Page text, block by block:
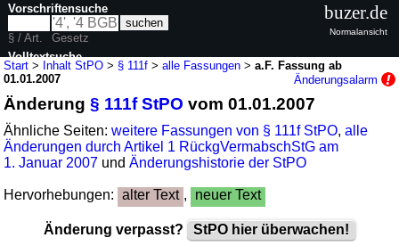
Start > Inhalt StPO > § 111f >alle Fassungen >a.F. Fassung ab
01.01.2007
Änderungsalarm
Änderung§ 111f StPO vom 01.01.2007
Ähnliche Seiten:weitere Fassungen von § 111f StPO,alle
Änderungen durch Artikel 1 RückgVermabschStG am
1. Januar 2007 undÄnderungshistorie der StPO
Hervorhebungen: alter Text , neuer Text
Änderung verpasst? StPO hier überwachen!
Vorschriftensuche
§ / Art.
Gesetz
Volltextsuche
buzer.de
Normalansicht